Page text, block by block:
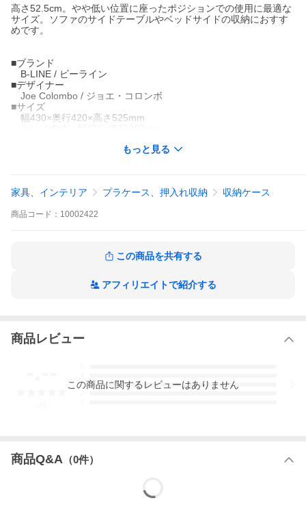
高さ52.5cm。やや低い位置に座ったポジションでの使用に最適な
サイズ。ソファのサイドテーブルやベッドサイドの収納におすす
めです。
■ブランド
B-LINE / ビーライン
■デザイナー
Joe Colombo / ジョエ・コロンボ
■サイズ
幅430×奥行420×高さ525mm
■仕様
インナートレイ1点付属(正規輸入品限定特典)
お買い上げから2年間
※メーカー在庫がない場合、１〜3ヶ月ほど納期を頂くことがご
※北海道・沖縄・離島の一部地域は送料別途お見積もりとなり
ます。
もっと見る
家具、インテリア プラケース、押入れ収納 収納ケース
商品 コード： 10002422
この商品を共有する
アフィリエイトで紹介する
商品レビュー
3
この商品に関するレビューはありません
商品Q&A （0件）